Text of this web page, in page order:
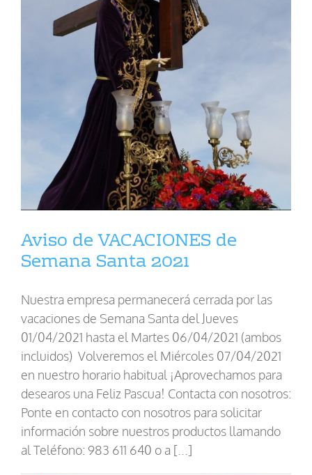
Aviso de VACACIONES de
Semana Santa 2021
Nuestra empresa permanecerá cerrada por las
vacaciones de Semana Santa del Jueves
01/04/2021 hasta el Martes 06/04/2021 (ambos
incluidos) Volveremos el Miércoles 07/04/2021
en nuestro horario habitual ¡Aprovechamos para
desearos una Feliz Pascua! Contacta con nosotros:
Ponte en contacto con nosotros para solicitar
información sobre nuestros productos llamando
al Teléfono: 983 611 640 o a [...]